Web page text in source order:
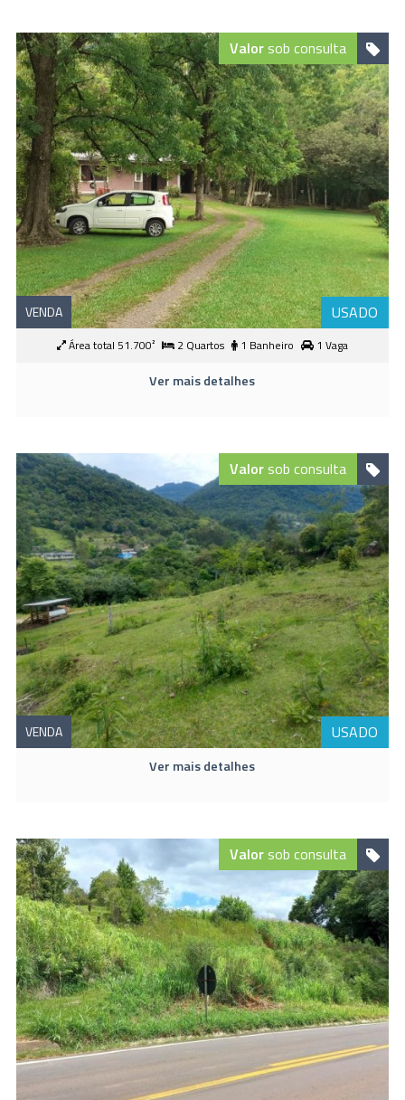
USADO
Valorsob consulta
VENDA
Área total 51.700² 2 Quartos 1 Banheiro 1 Vaga
Ver mais detalhes
USADO
Valorsob consulta
VENDA
Ver mais detalhes
Valorsob consulta